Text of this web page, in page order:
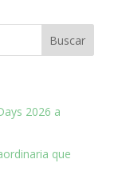
2026 a
que